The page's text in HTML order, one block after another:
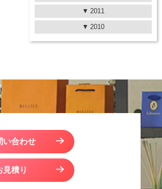
2011
2010
い合わせ
見積り